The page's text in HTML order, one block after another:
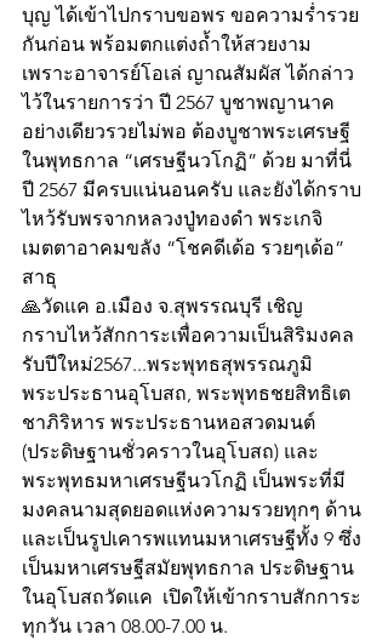
บุญ ได้เข้าไปกราบขอพร ขอความร่ำรวย
กันก่อน พร้อมตกแต่งถ้ำให้สวยงาม
เพราะอาจารย์โอเล่ ญาณสัมผัส ได้กล่าว
ไว้ในรายการว่า ปี 2567 บูชาพญานาค
อย่างเดียวรวยไม่พอ ต้องบูชาพระเศรษฐี
ในพุทธกาล “เศรษฐีนวโกฏิ” ด้วย มาที่นี่
ปี 2567 มีครบแน่นอนครับ และยังได้กราบ
ไหว้รับพรจากหลวงปู่ทองดำ พระเกจิ
เมตตาอาคมขลัง “โชคดีเด้อ รวยๆเด้อ”
สาธุ
🙏วัดแค อ.เมือง จ.สุพรรณบุรี เชิญ
กราบไหว้สักการะเพื่อความเป็นสิริมงคล
รับปีใหม่2567...พระพุทธสุพรรณภูมิ
พระประธานอุโบสถ, พระพุทธชยสิทธิเต
ชาภิริหาร พระประธานหอสวดมนต์
(ประดิษฐานชั่วคราวในอุโบสถ) และ
พระพุทธมหาเศรษฐีนวโกฏิ เป็นพระที่มี
มงคลนามสุดยอดแห่งความรวยทุกๆ ด้าน
และเป็นรูปเคารพแทนมหาเศรษฐีทั้ง 9 ซึ่ง
เป็นมหาเศรษฐีสมัยพุทธกาล ประดิษฐาน
ในอุโบสถวัดแค  เปิดให้เข้ากราบสักการะ
ทุกวัน เวลา 08.00-7.00 น.